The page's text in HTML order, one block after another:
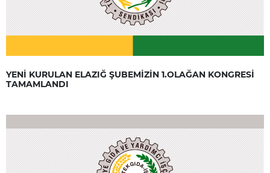
YENİ KURULAN ELAZIĞ ŞUBEMİZİN 1.OLAĞAN KONGRESİ
TAMAMLANDI